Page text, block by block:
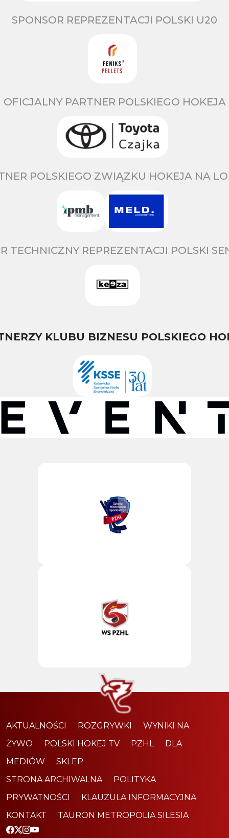
SPONSOR REPREZENTACJI POLSKI U20
OFICJALNY PARTNER POLSKIEGO HOKEJA
POLSKIEGO ZWIĄZKU HOKEJA NA
TECHNICZNY REPREZENTACJI POLSKI
KLUBU BIZNESU POLSKIEGO
AKTUALNOŚCI ROZGRYWKI
WYNIKI NA
ŻYWO
POLSKI HOKEJ TV PZHL
DLA
MEDIÓW
SKLEP
STRONA ARCHIWALNA
POLITYKA
PRYWATNOŚCI
KLAUZULA INFORMACYJNA
KONTAKT
TAURON METROPOLIA SILESIA